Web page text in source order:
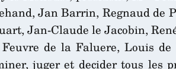
Jan Barrin, Regnaud de
Jan-Claude le Jacobin,
de la Faluere, Louis
juger et decider tous les